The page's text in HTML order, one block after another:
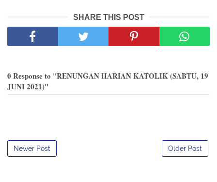
SHARE THIS POST
0 Response to "RENUNGAN HARIAN KATOLIK (SABTU, 19
JUNI 2021)"
Newer Post Older Post